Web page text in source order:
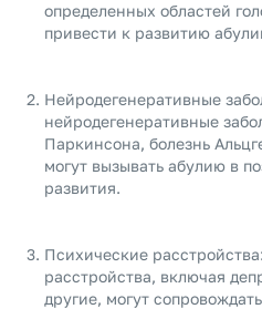
определенных областей
привести к развитию
Нейродегенеративные
нейродегенеративные
Паркинсона, болезнь
могут вызывать абулию в
развития.
Психические
расстройства, включая
другие, могут